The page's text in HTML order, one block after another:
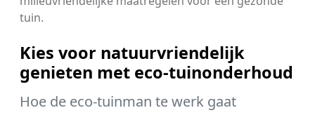
tuin.
Kies voor natuurvriendelijk
genieten met eco-tuinonderhoud
Hoe de eco-tuinman te werk gaat